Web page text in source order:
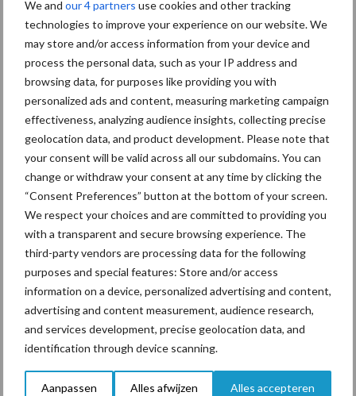
We and our 4 partners use cookies and other tracking
technologies to improve your experience on our website. We
may store and/or access information from your device and
process the personal data, such as your IP address and
browsing data, for purposes like providing you with
personalized ads and content, measuring marketing campaign
effectiveness, analyzing audience insights, collecting precise
geolocation data, and product development. Please note that
your consent will be valid across all our subdomains. You can
change or withdraw your consent at any time by clicking the
“Consent Preferences” button at the bottom of your screen.
We respect your choices and are committed to providing you
with a transparent and secure browsing experience. The
third-party vendors are processing data for the following
purposes and special features: Store and/or access
information on a device, personalized advertising and content,
advertising and content measurement, audience research,
and services development, precise geolocation data, and
identification through device scanning.
Aanpassen Alles afwijzen Alles accepteren
Primaire
Sidebar
Recent nieuws Partner nieuws
7 aug
Grondstoffenmarkt blijft grillig:
droogte en geopolitiek houden
Diergezondheid Bemesting Fokkerij
Bedrijfsnieuws
Ligbox &
Voerhekken
Toon meer